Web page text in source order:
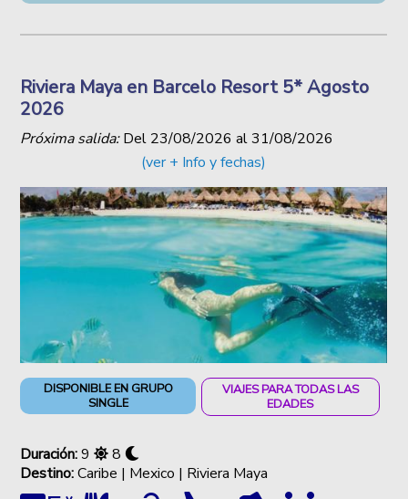
Riviera Maya en Barcelo Resort 5* Agosto
2026
Próxima salida:Del 23/08/2026 al31/08/2026
(ver + Info y fechas)
DISPONIBLE EN GRUPO
SINGLE
VIAJES PARA TODAS LAS
EDADES
Duración:9
8
Destino:Caribe | Mexico | Riviera Maya